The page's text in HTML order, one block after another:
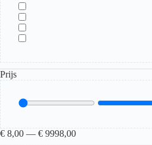
Prijs
€ 8,00 — € 9998,00